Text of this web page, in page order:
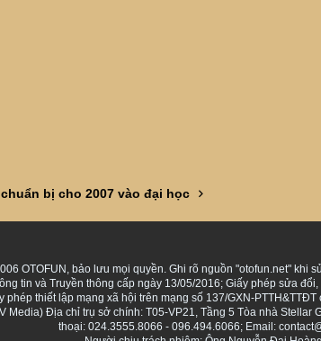
bị cho 2007 vào đại học
OTOFUN, bảo lưu mọi quyền. Ghi rõ nguồn "otofun.net" khi
tin và Truyền thông cấp ngày 13/05/2016; Giấy phép sửa
phép thiết lập mạng xã hội trên mạng số 137/GXN-
Media) Địa chỉ trụ sở chính: T05-VP21, Tầng 5 Tòa nhà
thoại: 024.3555.8066 - 096.494.6066; Email: